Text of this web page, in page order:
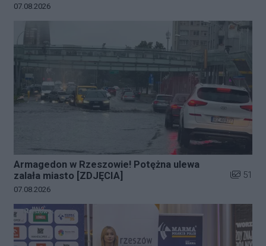
Data dodania galerii:
07.08.2026
Armagedon w Rzeszowie! Potężna ulewa
zalała miasto [ZDJĘCIA]
Liczba
51
Data dodania galerii:
07.08.2026